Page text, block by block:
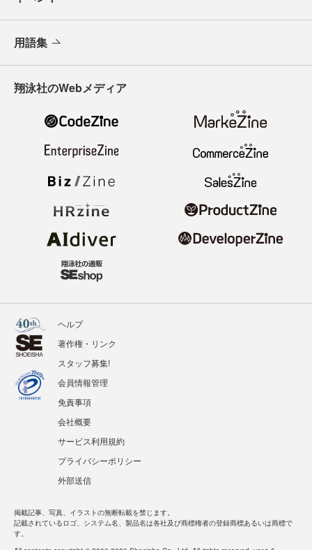
用語集
翔泳社のWebメディア
ヘルプ
著作権・リンク
スタッフ募集!
会員情報管理
免責事項
会社概要
サービス利用規約
プライバシーポリシー
外部送信
掲載記事、写真、イラストの無断転載を禁じます。
記載されているロゴ、システム名、製品名は各社及び商標権者の登録商標あるいは商標で
す。